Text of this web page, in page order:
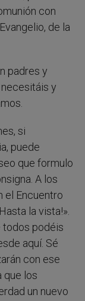
con
de la
padres y
y
si
puede
que formulo
A los
el Encuentro
la vista!».
todos podéis
aquí. Sé
con ese
que los
un nuevo